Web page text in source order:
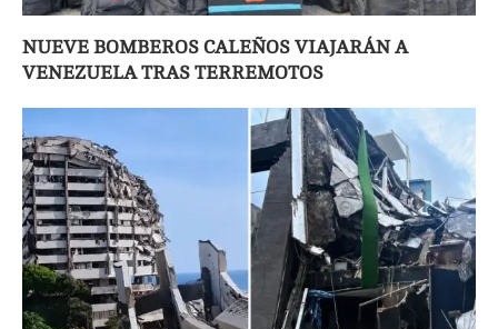
NUEVE BOMBEROS CALEÑOS VIAJARÁN A
VENEZUELA TRAS TERREMOTOS